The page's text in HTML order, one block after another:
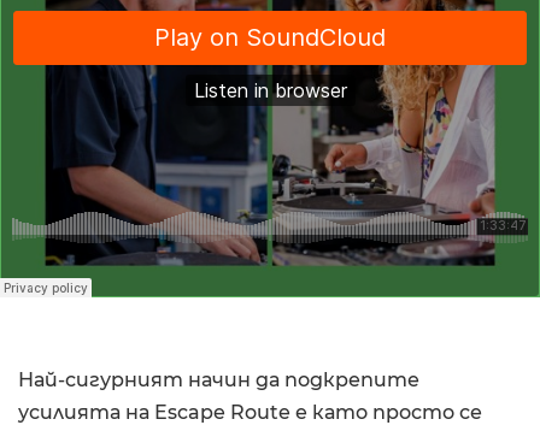
Най-сигурният начин да подкрепите
усилията на Escape Route е като просто се